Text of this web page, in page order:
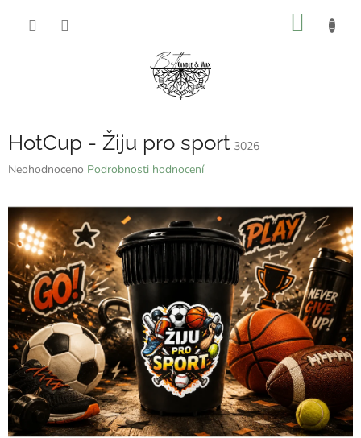
HotCup - Žiju pro sport 3026
Průměrné
je
0,0
z
5
hvězdiček.
Neohodnoceno Podrobnosti hodnocení